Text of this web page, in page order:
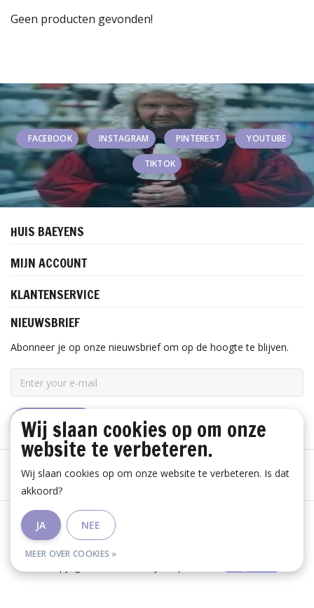
Geen producten gevonden!
FACEBOOK INSTAGRAM PINTEREST YOUTUBE
TIKTOK
HUIS BAEYENS
MIJN ACCOUNT
KLANTENSERVICE
NIEUWSBRIEF
Abonneer je op onze nieuwsbrief om op de hoogte te blijven.
ABONNEER
Algemene voorwaarden
Wij slaan cookies op om onze
website te verbeteren.
Wij slaan cookies op om onze website te verbeteren. Is dat
akkoord?
JA NEE
MEER OVER COOKIES »